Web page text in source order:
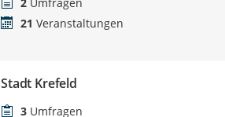
21 Veranstaltungen
Stadt Krefeld
3 Umfragen